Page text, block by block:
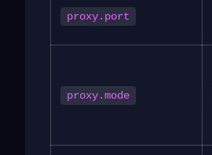
proxy.port
proxy.mode